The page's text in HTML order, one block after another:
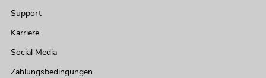
Support
Karriere
Social Media
Zahlungsbedingungen